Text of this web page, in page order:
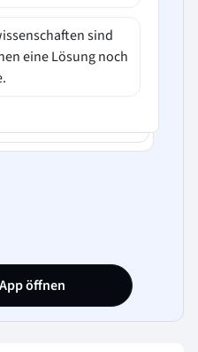
sind
eine Lösung noch
öffnen